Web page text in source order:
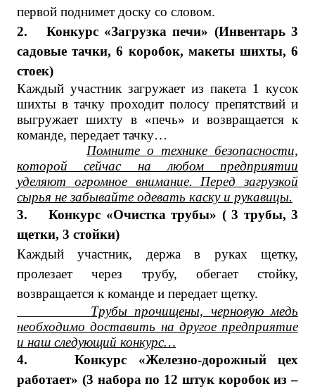
первой поднимет доску со словом.
2.
Конкурс «Загрузка печи» (Инвентарь 3
садовые тачки, 6 коробок, макеты шихты, 6
стоек)
Каждый участник загружает из пакета 1 кусок
шихты в тачку проходит полосу препятствий и
выгружает шихту в «печь» и возвращается к
команде, передает тачку…
Помните о технике безопасности,
которой сейчас на любом предприятии
уделяют огромное внимание. Перед загрузкой
сырья не забывайте одевать каску и рукавицы.
3.
Конкурс «Очистка трубы» ( 3 трубы, 3
щетки, 3 стойки)
Каждый участник, держа в руках щетку,
пролезает через трубу, обегает стойку,
возвращается к команде и передает щетку.
Трубы прочищены, черновую медь
необходимо доставить на другое предприятие
и наш следующий конкурс…
4.
Конкурс «Железно-дорожный цех
работает» (3 набора по 12 штук коробок из –